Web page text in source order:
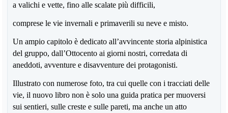
a valichi e vette, fino alle scalate più difficili,
comprese le vie invernali e primaverili su neve e misto.
Un ampio capitolo è dedicato all’avvincente storia alpinistica
del gruppo, dall’Ottocento ai giorni nostri, corredata di
aneddoti, avventure e disavventure dei protagonisti.
Illustrato con numerose foto, tra cui quelle con i tracciati delle
vie, il nuovo libro non è solo una guida pratica per muoversi
sui sentieri, sulle creste e sulle pareti, ma anche un atto